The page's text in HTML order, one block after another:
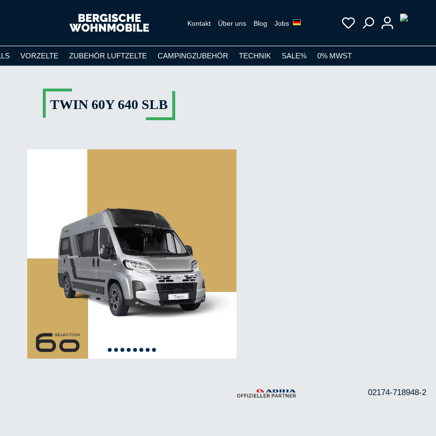
Kontakt Über uns Blog Jobs
VORZELTE ZUBEHÖR LUFTZELTE CAMPINGZUBEHÖR TECHNIK SALE% 0% MWST
TWIN 60Y 640 SLB
02174-718948-2